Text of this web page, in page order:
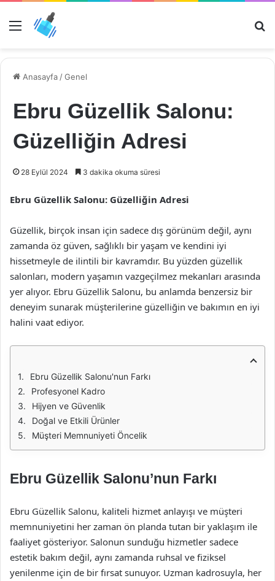
Menü
Anasayfa /Genel
Ebru Güzellik Salonu:
Güzelliğin Adresi
28 Eylül 2024 3 dakika okuma süresi
Ebru Güzellik Salonu: Güzelliğin Adresi
Güzellik, birçok insan için sadece dış görünüm değil, aynı
zamanda öz güven, sağlıklı bir yaşam ve kendini iyi
hissetmeyle de ilintili bir kavramdır. Bu yüzden güzellik
salonları, modern yaşamın vazgeçilmez mekanları arasında
yer alıyor. Ebru Güzellik Salonu, bu anlamda benzersiz bir
deneyim sunarak müşterilerine güzelliğin ve bakımın en iyi
halini vaat ediyor.
Ebru Güzellik Salonu'nun Farkı
Profesyonel Kadro
Hijyen ve Güvenlik
Doğal ve Etkili Ürünler
Müşteri Memnuniyeti Öncelik
Ebru Güzellik Salonu’nun Farkı
Ebru Güzellik Salonu, kaliteli hizmet anlayışı ve müşteri
memnuniyetini her zaman ön planda tutan bir yaklaşım ile
faaliyet gösteriyor. Salonun sunduğu hizmetler sadece
estetik bakım değil, aynı zamanda ruhsal ve fiziksel
yenilenme için de bir fırsat sunuyor. Uzman kadrosuyla, her